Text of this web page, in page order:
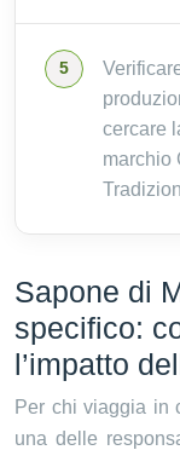
cercare
marchio
Sapone di
specifico:
l’impatto
Per chi viaggia in
una delle